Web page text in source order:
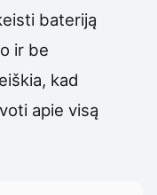
bateriją
ir be
kad
apie visą